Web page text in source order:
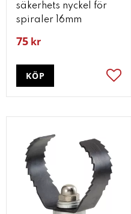
säkerhets nyckel för
spiraler 16mm
75 kr
KÖP